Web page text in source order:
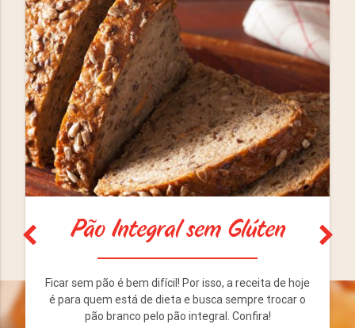
Pão Integral sem Glúten
Ficar sem pão é bem difícil! Por isso, a receita de hoje
é para quem está de dieta e busca sempre trocar o
pão branco pelo pão integral. Confira!